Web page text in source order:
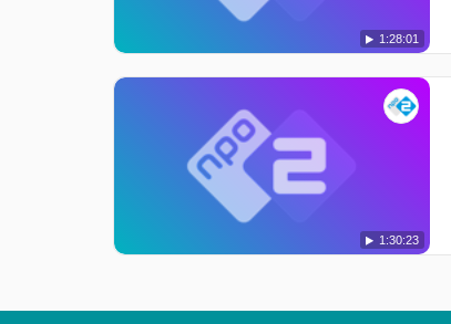
1:28:01
1:30:23